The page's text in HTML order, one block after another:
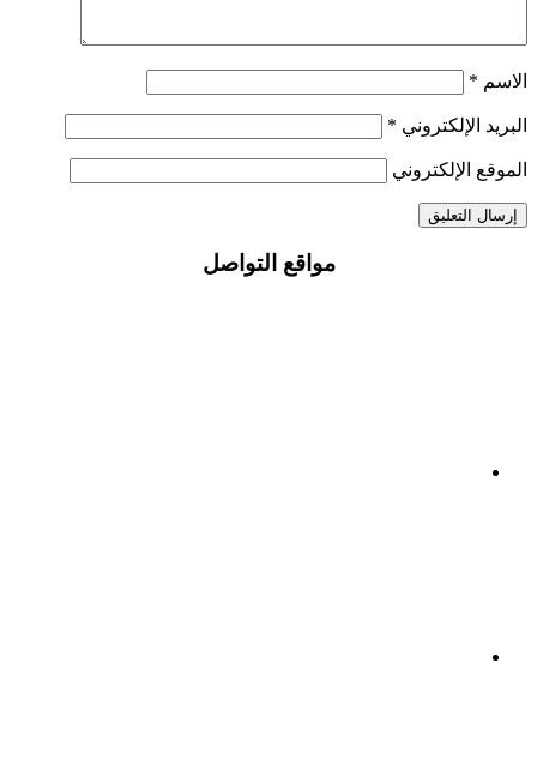
الاسم *
البريد الإلكتروني *
الموقع الإلكتروني
مواقع التواصل